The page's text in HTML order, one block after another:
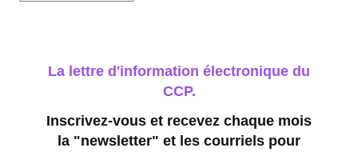
La lettre d'information électronique du
CCP.
Inscrivez-vous et recevez chaque mois
la "newsletter" et les courriels pour